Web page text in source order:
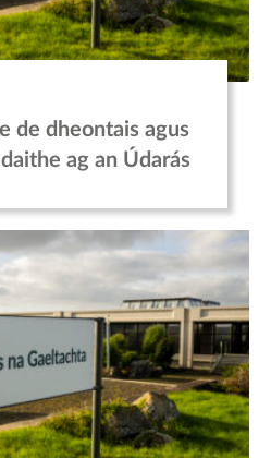
de dheontais agus
ag an Údarás